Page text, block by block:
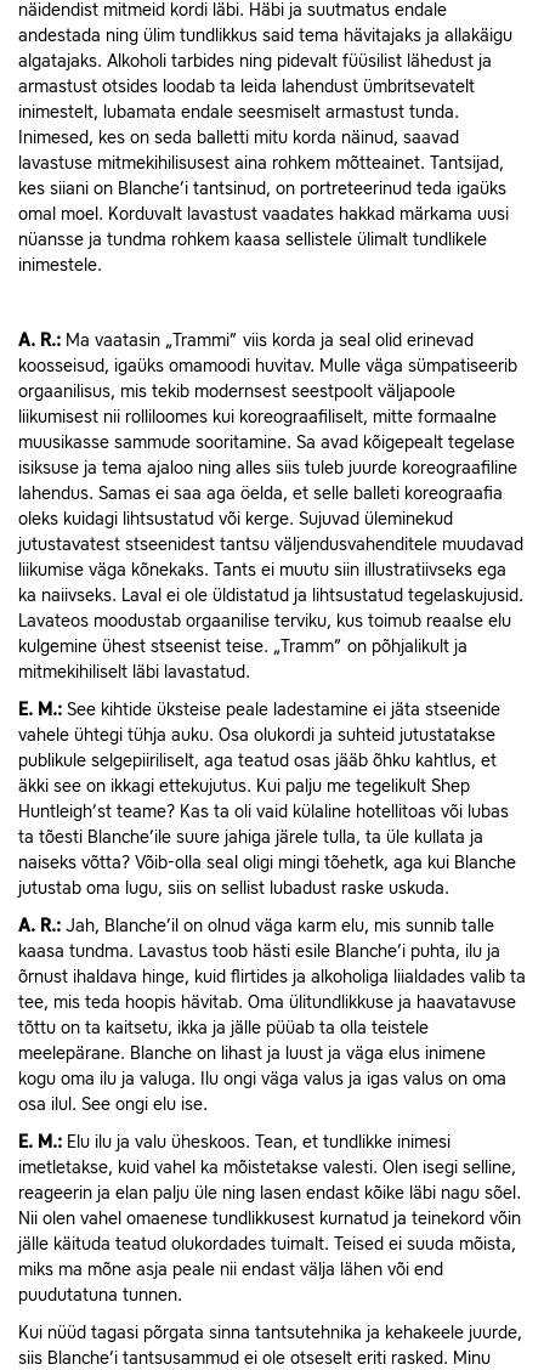
näidendist mitmeid kordi läbi. Häbi ja suutmatus endale
andestada ning ülim tundlikkus said tema hävitajaks ja allakäigu
algatajaks. Alkoholi tarbides ning pidevalt füüsilist lähedust ja
armastust otsides loodab ta leida lahendust ümbritsevatelt
inimestelt, lubamata endale seesmiselt armastust tunda.
Inimesed, kes on seda balletti mitu korda näinud, saavad
lavastuse mitmekihilisusest aina rohkem mõtteainet. Tantsijad,
kes siiani on Blanche’i tantsinud, on portreteerinud teda igaüks
omal moel. Korduvalt lavastust vaadates hakkad märkama uusi
nüansse ja tundma rohkem kaasa sellistele ülimalt tundlikele
inimestele.
A. R.: Ma vaatasin „Trammi” viis korda ja seal olid erinevad
koosseisud, igaüks omamoodi huvitav. Mulle väga sümpatiseerib
orgaanilisus, mis tekib modernsest seestpoolt väljapoole
liikumisest nii rolliloomes kui koreograafiliselt, mitte formaalne
muusikasse sammude sooritamine. Sa avad kõigepealt tegelase
isiksuse ja tema ajaloo ning alles siis tuleb juurde koreograafiline
lahendus. Samas ei saa aga öelda, et selle balleti koreograafia
oleks kuidagi lihtsustatud või kerge. Sujuvad üleminekud
jutustavatest stseenidest tantsu väljendusvahenditele muudavad
liikumise väga kõnekaks. Tants ei muutu siin illustratiivseks ega
ka naiivseks. Laval ei ole üldistatud ja lihtsustatud tegelaskujusid.
Lavateos moodustab orgaanilise terviku, kus toimub reaalse elu
kulgemine ühest stseenist teise. „Tramm” on põhjalikult ja
mitmekihiliselt läbi lavastatud.
E. M.: See kihtide üksteise peale ladestamine ei jäta stseenide
vahele ühtegi tühja auku. Osa olukordi ja suhteid jutustatakse
publikule selgepiiriliselt, aga teatud osas jääb õhku kahtlus, et
äkki see on ikkagi ettekujutus. Kui palju me tegelikult Shep
Huntleigh’st teame? Kas ta oli vaid külaline hotellitoas või lubas
ta tõesti Blanche’ile suure jahiga järele tulla, ta üle kullata ja
naiseks võtta? Võib-olla seal oligi mingi tõehetk, aga kui Blanche
jutustab oma lugu, siis on sellist lubadust raske uskuda.
A. R.: Jah, Blanche’il on olnud väga karm elu, mis sunnib talle
kaasa tundma. Lavastus toob hästi esile Blanche’i puhta, ilu ja
õrnust ihaldava hinge, kuid flirtides ja alkoholiga liialdades valib ta
tee, mis teda hoopis hävitab. Oma ülitundlikkuse ja haavatavuse
tõttu on ta kaitsetu, ikka ja jälle püüab ta olla teistele
meelepärane. Blanche on lihast ja luust ja väga elus inimene
kogu oma ilu ja valuga. Ilu ongi väga valus ja igas valus on oma
osa ilul. See ongi elu ise.
E. M.: Elu ilu ja valu üheskoos. Tean, et tundlikke inimesi
imetletakse, kuid vahel ka mõistetakse valesti. Olen isegi selline,
reageerin ja elan palju üle ning lasen endast kõike läbi nagu sõel.
Nii olen vahel omaenese tundlikkusest kurnatud ja teinekord võin
jälle käituda teatud olukordades tuimalt. Teised ei suuda mõista,
miks ma mõne asja peale nii endast välja lähen või end
puudutatuna tunnen.
Kui nüüd tagasi põrgata sinna tantsutehnika ja kehakeele juurde,
siis Blanche’i tantsusammud ei ole otseselt eriti rasked. Minu